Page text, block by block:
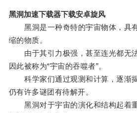
黑洞加速下载器下载安卓旋风
黑洞是一种奇特的宇宙物体，具
缩的物质。
由于其引力极强，甚至连光都无法
因此被称为“宇宙的吞噬者”。
科学家们通过观测和计算，逐渐
仍有许多谜团有待解开。
黑洞对于宇宙的演化和结构起着